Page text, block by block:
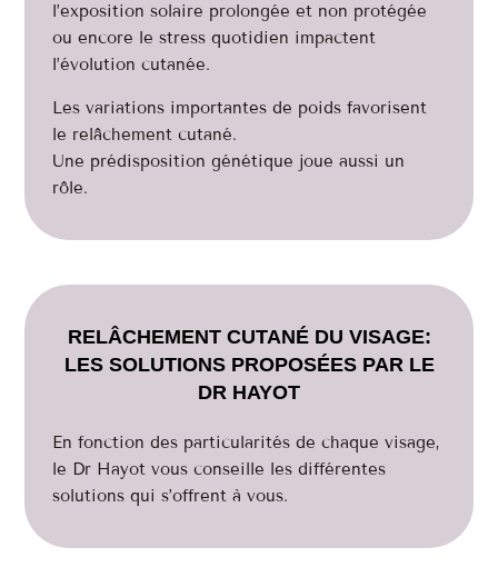
l’exposition solaire prolongée et non protégée
ou encore le stress quotidien impactent
l’évolution cutanée.
Les variations importantes de poids favorisent
le relâchement cutané.
Une prédisposition génétique joue aussi un
rôle.
RELÂCHEMENT CUTANÉ DU VISAGE:
LES SOLUTIONS PROPOSÉES PAR LE
DR HAYOT
En fonction des particularités de chaque visage,
le Dr Hayot vous conseille les différentes
solutions qui s’offrent à vous.